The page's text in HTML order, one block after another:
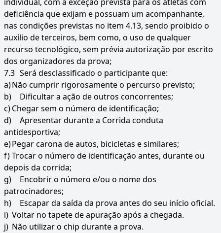
deficiência que exijam e possuam um acompanhante,
nas condições previstas no item 4.13, sendo proibido o
auxílio de terceiros, bem como, o uso de qualquer
recurso tecnológico, sem prévia autorização por escrito
dos organizadores da prova;
7.3 Será desclassificado o participante que:
a)Não cumprir rigorosamente o percurso previsto;
b)
Dificultar a ação de outros concorrentes;
c)Chegar sem o número de identificação;
d)
Apresentar durante a Corrida conduta
antidesportiva;
e)Pegar carona de autos, bicicletas e similares;
f)Trocar o número de identificação antes, durante ou
depois da corrida;
g)
Encobrir o número e/ou o nome dos
patrocinadores;
h)
Escapar da saída da prova antes do seu início oficial.
i) Voltar no tapete de apuração após a chegada.
j) Não utilizar o chip durante a prova.